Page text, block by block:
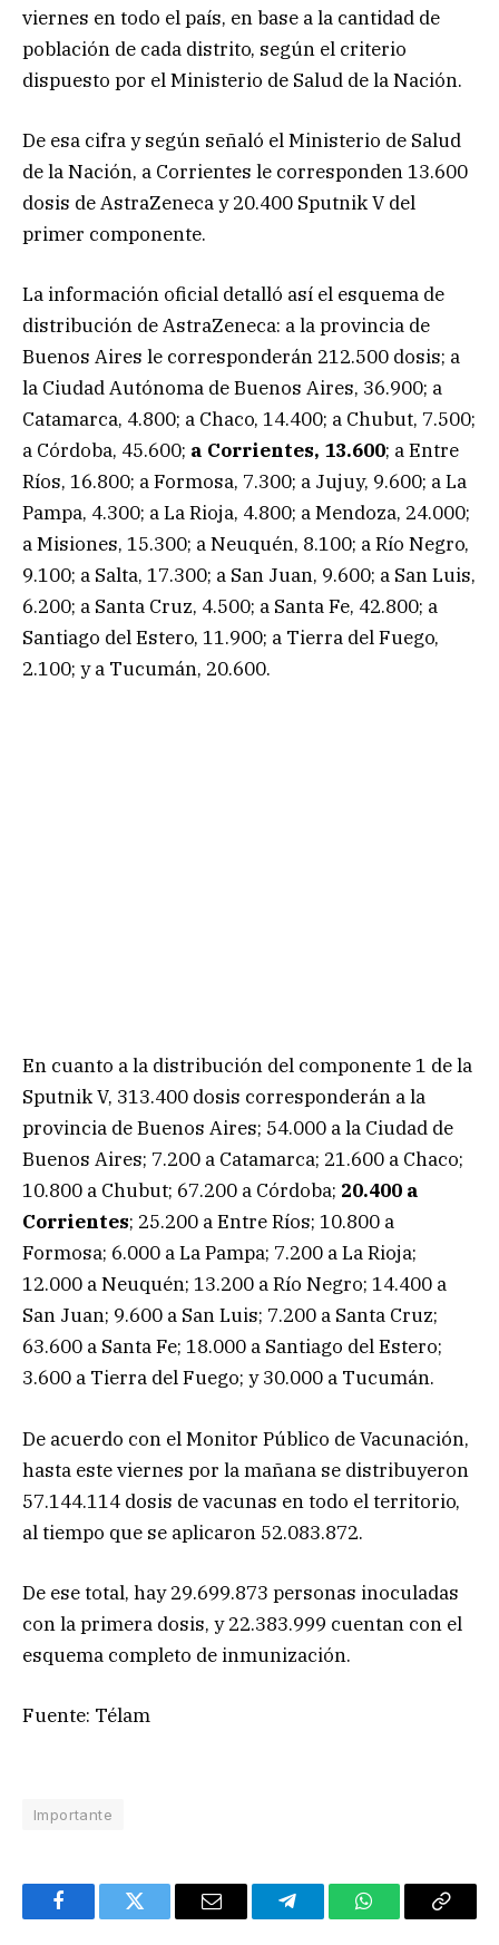
viernes en todo el país, en base a la cantidad de
población de cada distrito, según el criterio
dispuesto por el Ministerio de Salud de la Nación.
De esa cifra y según señaló el Ministerio de Salud
de la Nación, a Corrientes le corresponden 13.600
dosis de AstraZeneca y 20.400 Sputnik V del
primer componente.
La información oficial detalló así el esquema de
distribución de AstraZeneca: a la provincia de
Buenos Aires le corresponderán 212.500 dosis; a
la Ciudad Autónoma de Buenos Aires, 36.900; a
Catamarca, 4.800; a Chaco, 14.400; a Chubut, 7.500;
a Córdoba, 45.600; a Corrientes, 13.600; a Entre
Ríos, 16.800; a Formosa, 7.300; a Jujuy, 9.600; a La
Pampa, 4.300; a La Rioja, 4.800; a Mendoza, 24.000;
a Misiones, 15.300; a Neuquén, 8.100; a Río Negro,
9.100; a Salta, 17.300; a San Juan, 9.600; a San Luis,
6.200; a Santa Cruz, 4.500; a Santa Fe, 42.800; a
Santiago del Estero, 11.900; a Tierra del Fuego,
2.100; y a Tucumán, 20.600.
En cuanto a la distribución del componente 1 de la
Sputnik V, 313.400 dosis corresponderán a la
provincia de Buenos Aires; 54.000 a la Ciudad de
Buenos Aires; 7.200 a Catamarca; 21.600 a Chaco;
10.800 a Chubut; 67.200 a Córdoba; 20.400 a
Corrientes; 25.200 a Entre Ríos; 10.800 a
Formosa; 6.000 a La Pampa; 7.200 a La Rioja;
12.000 a Neuquén; 13.200 a Río Negro; 14.400 a
San Juan; 9.600 a San Luis; 7.200 a Santa Cruz;
63.600 a Santa Fe; 18.000 a Santiago del Estero;
3.600 a Tierra del Fuego; y 30.000 a Tucumán.
De acuerdo con el Monitor Público de Vacunación,
hasta este viernes por la mañana se distribuyeron
57.144.114 dosis de vacunas en todo el territorio,
al tiempo que se aplicaron 52.083.872.
De ese total, hay 29.699.873 personas inoculadas
con la primera dosis, y 22.383.999 cuentan con el
esquema completo de inmunización.
Fuente: Télam
Importante
FacebookTwitter Email TelegramWhatsAppCopy